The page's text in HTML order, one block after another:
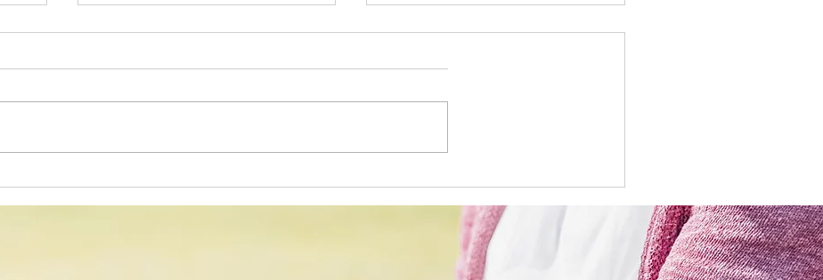
デイサービス 献立表
デイサービス 献立表